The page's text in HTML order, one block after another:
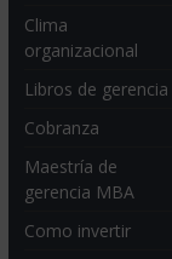
Clima
organizacional
Libros de gerencia
Cobranza
Maestría de
gerencia MBA
Como invertir